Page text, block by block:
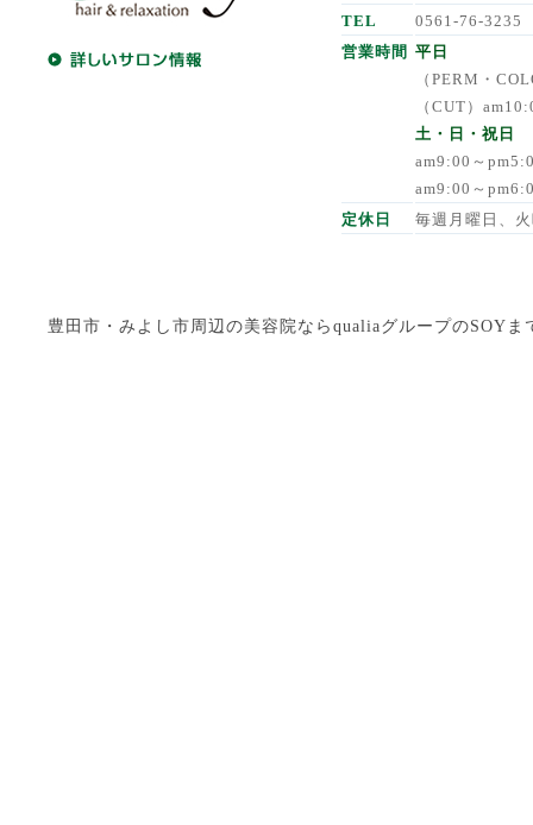
TEL
0561-76-3235
営業時間 平日
（PERM・
（CUT）
土・日・祝日
am9:00～
am9:00～
定休日
毎週月曜日、
豊田市・みよし市周辺の美容院ならqualiaグループのSOY